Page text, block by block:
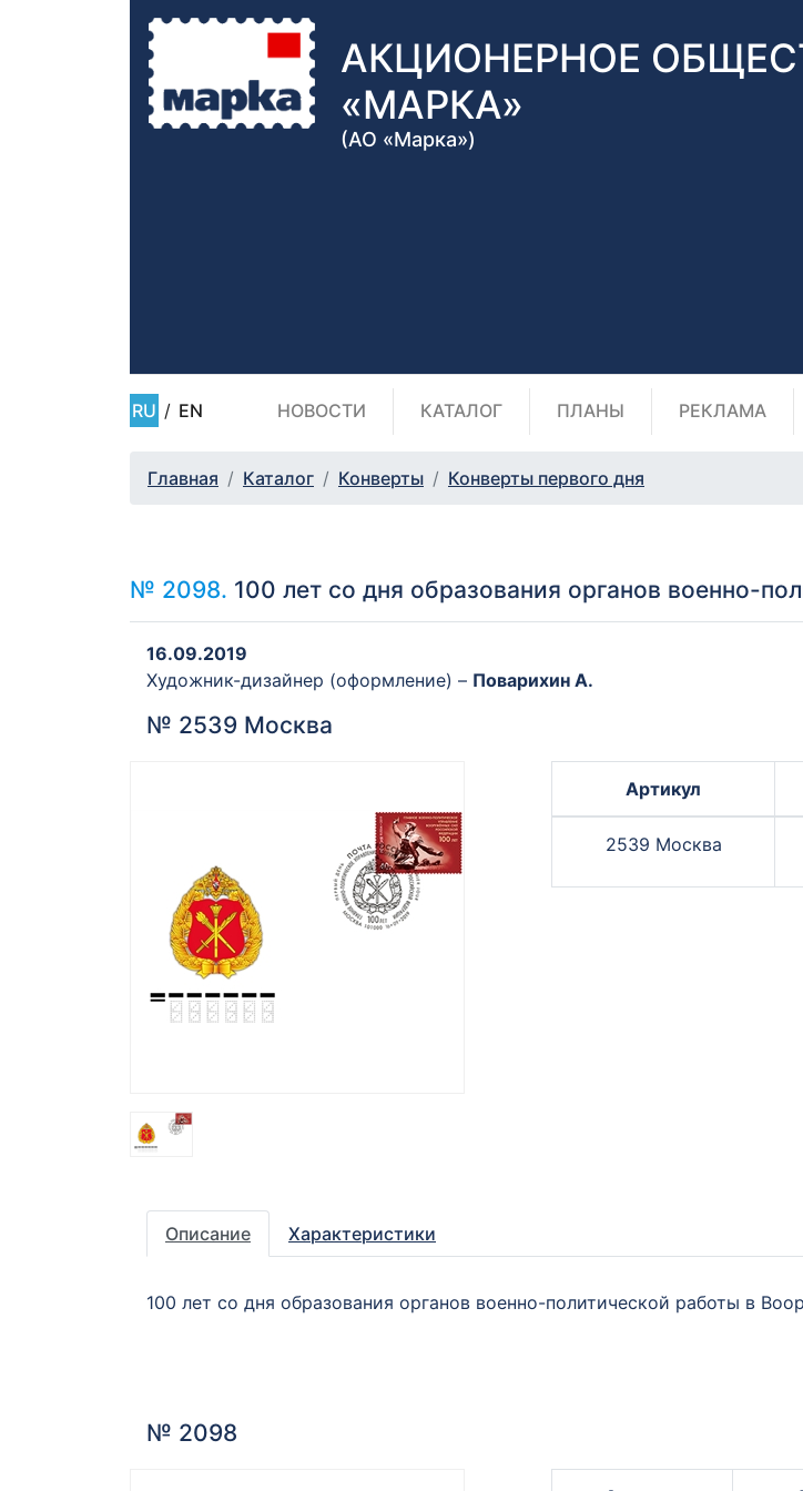
АКЦИОНЕРНОЕ
«МАРКА»
(АО «Марка»)
RU / EN НОВОСТИ КАТАЛОГ ПЛАНЫ РЕКЛАМА
Главная Каталог Конверты Конверты первого дня
№ 2098. 100 лет со дня образования органов военно-
16.09.2019
Художник-дизайнер (оформление) – Поварихин А.
№ 2539 Москва
Артикул
2539 Москва
Описание Характеристики
100 лет со дня образования органов военно-политической работы в
№ 2098